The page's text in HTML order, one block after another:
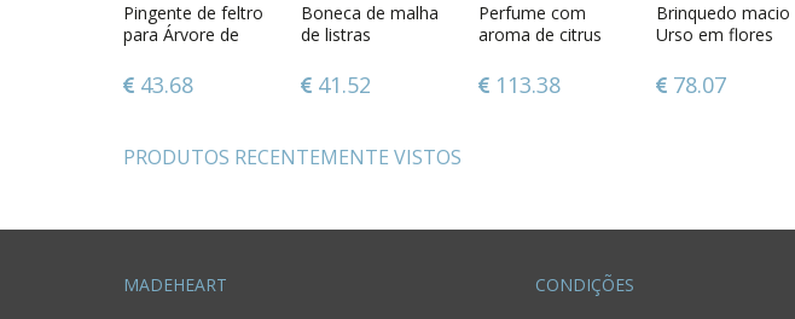
Pingente de feltro
para Árvore de
43.68
Boneca de malha
de listras
41.52
Perfume com
aroma de citrus
113.38
Brinquedo macio
Urso em flores
78.07
Grandes brincos
de cobre
45.69
Colar de cobre
108.45
Anel de cobre
com pintura com
61.69
Pingente de
cobre Triple
73.81
PRODUTOS RECENTEMENTE VISTOS
MADEHEART CONDIÇÕES